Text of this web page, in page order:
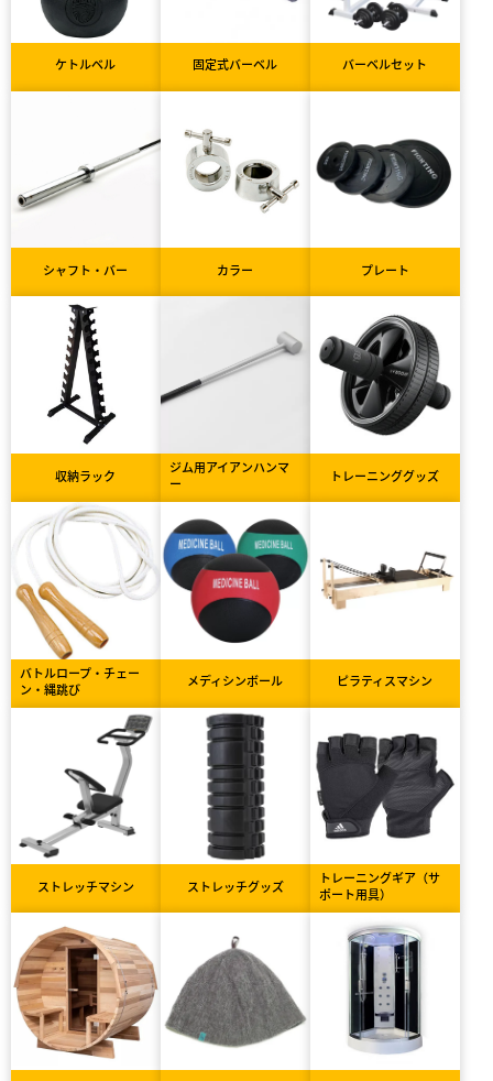
ケトルベル 固定式バーベル バーベルセット
シャフト・バー カラー プレート
収納ラック
ジム用アイアンハンマ
ー
トレーニンググッズ
バトルロープ・チェー
ン・縄跳び
メディシンボール ピラティスマシン
ストレッチマシン ストレッチグッズ
トレーニングギア（サ
ポート用具）